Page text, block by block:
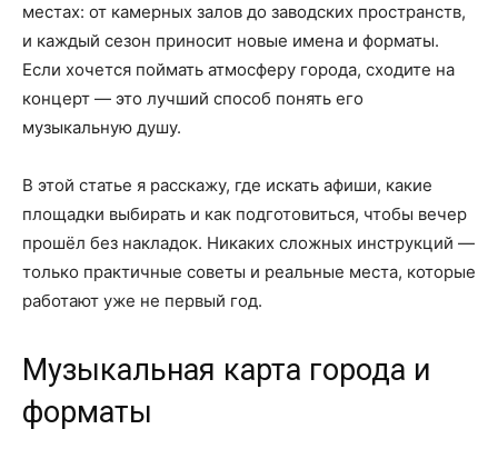
местах: от камерных залов до заводских пространств,
и каждый сезон приносит новые имена и форматы.
Если хочется поймать атмосферу города, сходите на
концерт — это лучший способ понять его
музыкальную душу.
В этой статье я расскажу, где искать афиши, какие
площадки выбирать и как подготовиться, чтобы вечер
прошёл без накладок. Никаких сложных инструкций —
только практичные советы и реальные места, которые
работают уже не первый год.
Музыкальная карта города и
форматы